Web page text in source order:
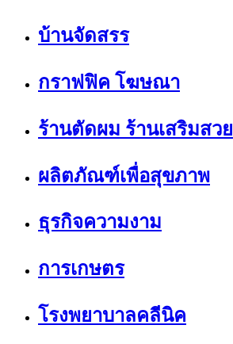
บ้านจัดสรร
กราฟฟิค โฆษณา
ร้านตัดผม ร้านเสริมสวย
ผลิตภัณฑ์เพื่อสุขภาพ
ธุรกิจความงาม
การเกษตร
โรงพยาบาลคลีนิค